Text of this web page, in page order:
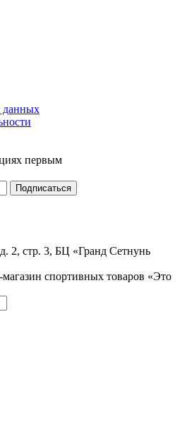
данных
первым
2, стр. 3, БЦ «Гранд Сетнунь
спортивных товаров «Это